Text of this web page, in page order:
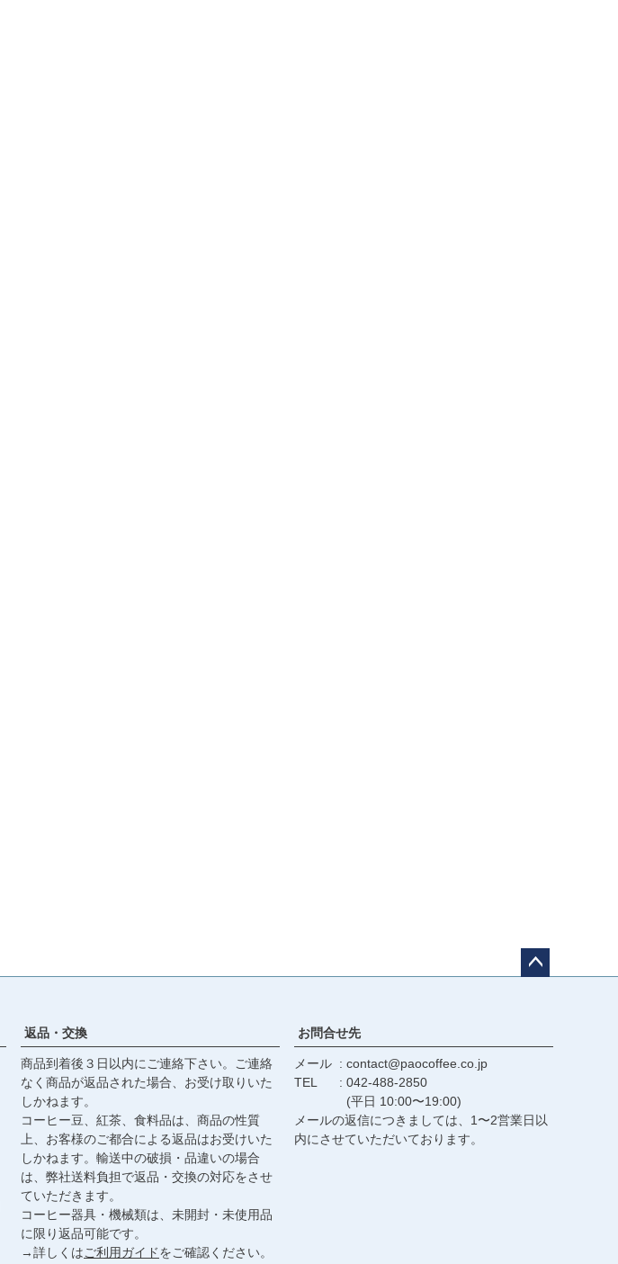
へ
返品・交換
商品到着後３日以内にご連絡下さい。ご連絡
なく商品が返品された場合、お受け取りいた
しかねます。
コーヒー豆、紅茶、食料品は、商品の性質
上、お客様のご都合による返品はお受けいた
しかねます。輸送中の破損・品違いの場合
は、弊社送料負担で返品・交換の対応をさせ
ていただきます。
コーヒー器具・機械類は、未開封・未使用品
に限り返品可能です。
→詳しくはご利用ガイドをご確認ください。
お問合せ先
メール
contact@paocoffee.co.jp
TEL
042-488-2850
(平日 10:00〜19:00)
メールの返信につきましては、1〜2営業日以
内にさせていただいております。